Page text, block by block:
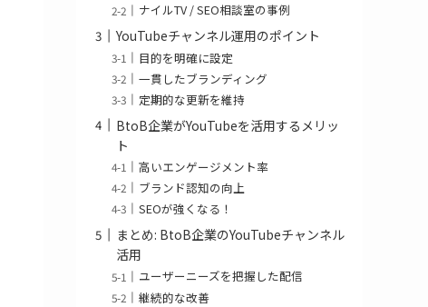
ナイルTV / SEO相談室の事例
YouTubeチャンネル運用のポイント
目的を明確に設定
一貫したブランディング
定期的な更新を維持
BtoB企業がYouTubeを活用するメリッ
ト
高いエンゲージメント率
ブランド認知の向上
SEOが強くなる！
まとめ: BtoB企業のYouTubeチャンネル
活用
ユーザーニーズを把握した配信
継続的な改善